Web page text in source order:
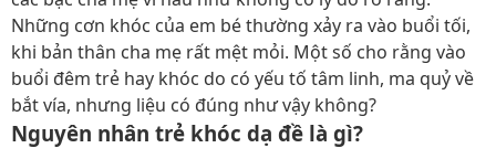
Những cơn khóc của em bé thường xảy ra vào buổi tối,
khi bản thân cha mẹ rất mệt mỏi. Một số cho rằng vào
buổi đêm trẻ hay khóc do có yếu tố tâm linh, ma quỷ về
bắt vía, nhưng liệu có đúng như vậy không?
Nguyên nhân trẻ khóc dạ đề là gì?